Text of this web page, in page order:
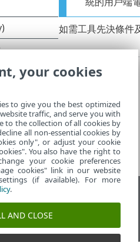
如需工具先決條件
ESET Status Portal
所有權利。
your cookies
to give you the best optimized
traffic, and serve you with
to the collection of all cookies by
all non-essential cookies by
only", or adjust your cookie
You also have the right to
your cookie preferences
cookies" link in our website
(if available). For more
.
AND CLOSE